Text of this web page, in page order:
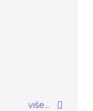
više...